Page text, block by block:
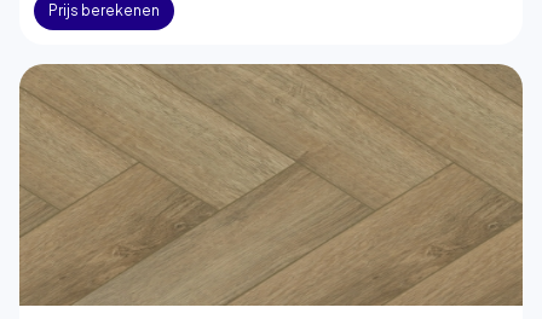
Prijs berekenen